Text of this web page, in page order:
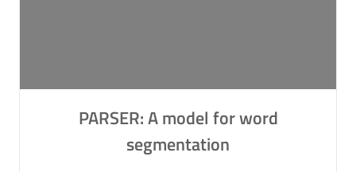
PARSER: A model for word
segmentation